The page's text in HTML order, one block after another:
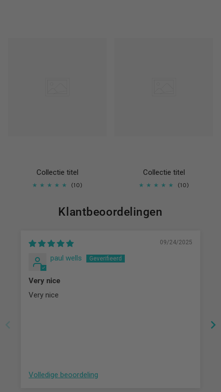
Collectie titel
10
Collectie titel
10
Klantbeoordelingen
09/24/2025
paul wells
Very nice
Very nice
Volledige beoordeling